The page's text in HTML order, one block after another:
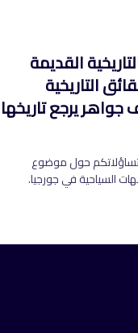
القديمة
التاريخية
جواهر يرجع تاريخها
تساؤلاتكم حول موضوع
السياحية في جورجيا.